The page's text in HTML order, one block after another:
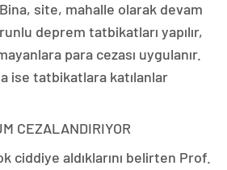
site, mahalle olarak devam
deprem tatbikatları yapılır,
para cezası uygulanır.
ise tatbikatlara katılanlar
CEZALANDIRIYOR
ciddiye aldıklarını belirten Prof.